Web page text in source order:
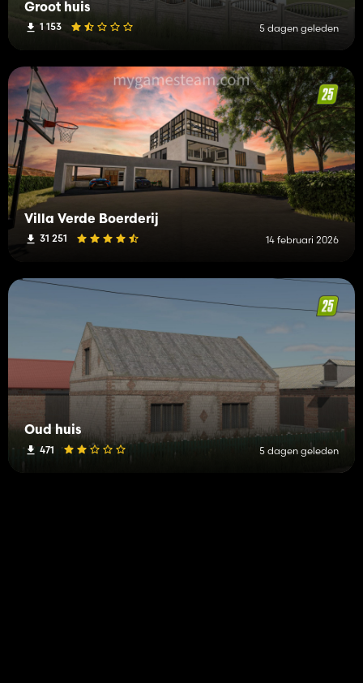
Groot huis
1 153 5 dagen geleden
Villa Verde Boerderij
31 251 14 februari 2026
Oud huis
471 5 dagen geleden